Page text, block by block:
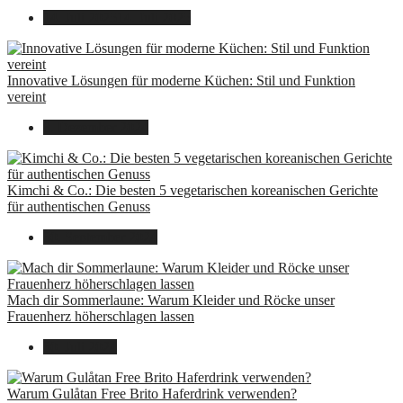
Innovative Lösungen für moderne Küchen: Stil und Funktion
vereint
Kimchi & Co.: Die besten 5 vegetarischen koreanischen Gerichte
für authentischen Genuss
Mach dir Sommerlaune: Warum Kleider und Röcke unser
Frauenherz höherschlagen lassen
Warum Gulåtan Free Brito Haferdrink verwenden?